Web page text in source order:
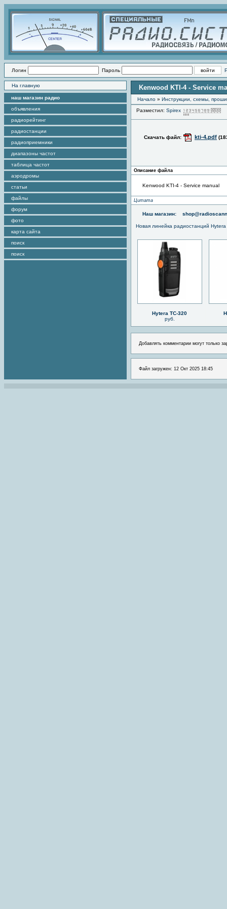
Логин Пароль
На главную
наш магазин радио
объявления
радиорейтинг
радиостанции
радиоприемники
диапазоны частот
таблица частот
аэродромы
статьи
файлы
форум
фото
карта сайта
поиск
поиск
Kenwood KTI-4 - Service
Начало » Инструкции, схемы,
Разместил: Spirex
Скачать файл: kti-4.pdf
Описание файла
Kenwood KTI-4 - Service manual
Цитата
Наш магазин:
Новая линейка радиостанций
Hytera TC-320
руб.
Добавлять комментарии могут только
Файл загружен: 12 Окт 2025 18:45